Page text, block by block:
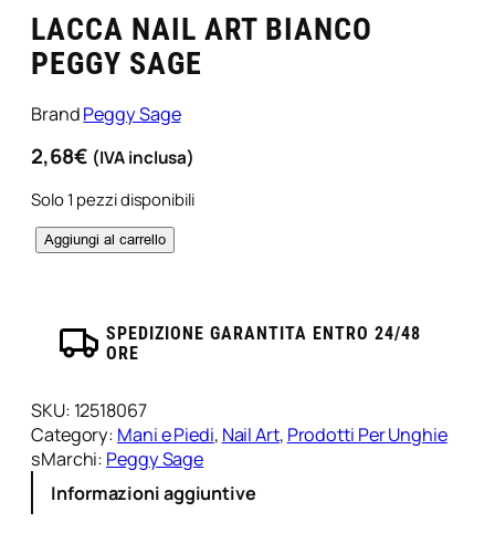
LACCA NAIL ART BIANCO
PEGGY SAGE
BrandPeggy Sage
2,68€ (IVA inclusa)
Solo 1 pezzi disponibili
L
i
l
A
Aggiungi al carrello
SPEDIZIONE GARANTITA ENTRO 24/48
ORE
SKU: 12518067
Category: Mani e Piedi, Nail Art, Prodotti Per Unghie
sMarchi: Peggy Sage
Informazioni aggiuntive